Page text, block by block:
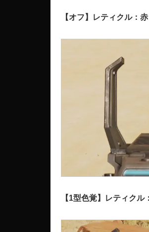
【オフ】レティクル：赤
【1型色覚】レティクル